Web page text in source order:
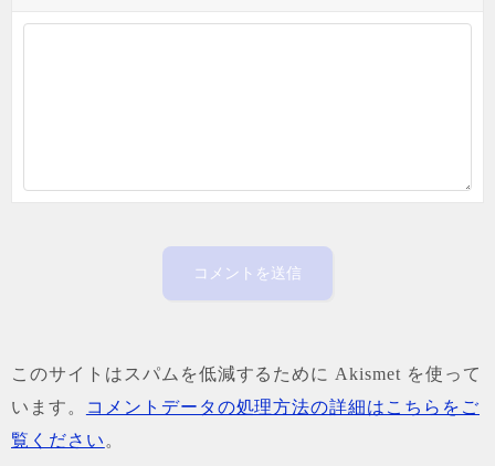
このサイトはスパムを低減するために Akismet を使って
います。
コメントデータの処理方法の詳細はこちらをご
覧ください 。